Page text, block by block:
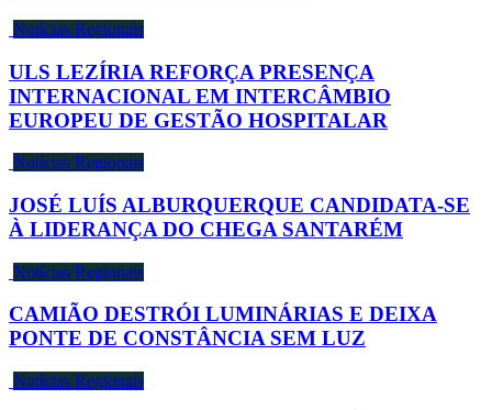
Notícias Regionais
ULS LEZÍRIA REFORÇA PRESENÇA
INTERNACIONAL EM INTERCÂMBIO
EUROPEU DE GESTÃO HOSPITALAR
Notícias Regionais
JOSÉ LUÍS ALBURQUERQUE CANDIDATA-SE
À LIDERANÇA DO CHEGA SANTARÉM
Notícias Regionais
CAMIÃO DESTRÓI LUMINÁRIAS E DEIXA
PONTE DE CONSTÂNCIA SEM LUZ
Notícias Regionais